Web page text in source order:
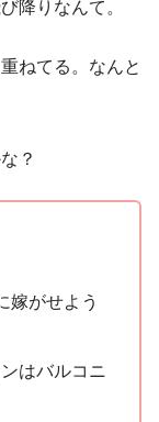
降りなんて。
ねてる。なんと
？
嫁がせよう
はバルコニ